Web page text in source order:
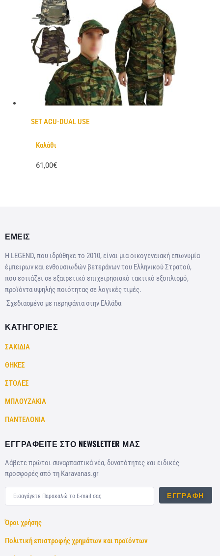
SET ACU-DUAL USE
Καλάθι
61,00€
ΕΜΕΙΣ
Η LEGEND, που ιδρύθηκε το 2010, είναι μια οικογενειακή επωνυμία
έμπειρων και ενθουσιωδών βετεράνων του Ελληνικού Στρατού,
που εστιάζει σε εξαιρετικό επιχειρησιακό τακτικό εξοπλισμό,
προϊόντα υψηλής ποιότητας σε λογικές τιμές.
Σχεδιασμένο με περηφάνια στην Ελλάδα
ΚΑΤΗΓΟΡΙΕΣ
ΣΑΚΙΔΙΑ
ΘΗΚΕΣ
ΣΤΟΛΕΣ
ΜΠΛΟΥΖΑΚΙΑ
ΠΑΝΤΕΛΟΝΙΑ
ΕΓΓΡΑΦΕΙΤΕ ΣΤΟ NEWSLETTER ΜΑΣ
Λάβετε πρώτοι συναρπαστικά νέα, δυνατότητες και ειδικές
προσφορές από τη Karavanas.gr
ΕΓΓΡΑΦΉ
Όροι χρήσης
Πολιτική επιστροφής χρημάτων και προϊόντων